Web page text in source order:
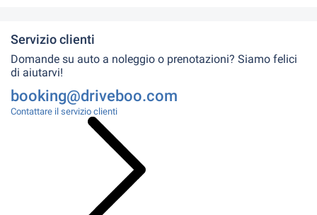
Servizio clienti
Domande su auto a noleggio o prenotazioni? Siamo felici
di aiutarvi!
booking@driveboo.com
Contattare il servizio clienti